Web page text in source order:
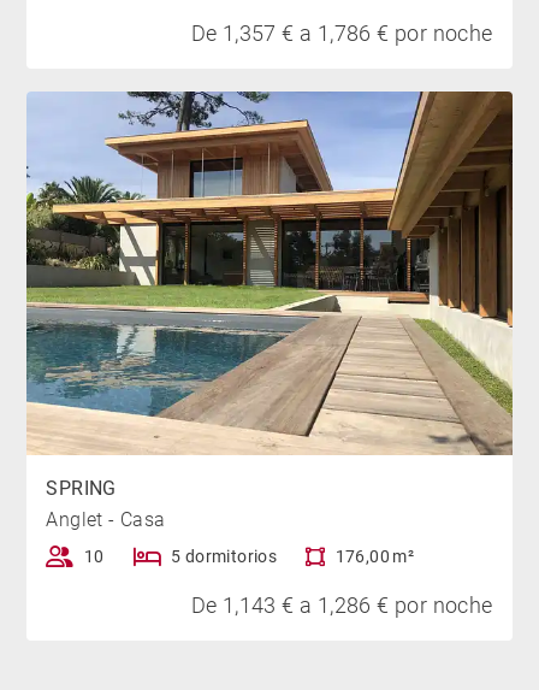
De 1,357 € a 1,786 € por noche
SPRING
Anglet - Casa
10 5 dormitorios 176,00 m²
De 1,143 € a 1,286 € por noche